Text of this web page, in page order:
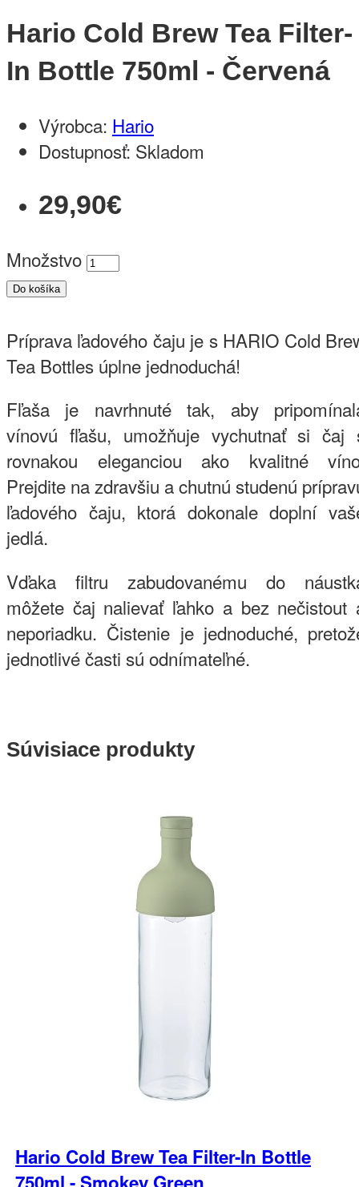
Hario Cold Brew Tea Filter-
In Bottle 750ml - Červená
Výrobca: Hario
Dostupnosť: Skladom
29,90€
Množstvo
Do košíka
Príprava ľadového čaju je s HARIO Cold
Tea Bottles úplne jednoduchá!
Fľaša je navrhnuté tak, aby
vínovú fľašu, umožňuje vychutnať si čaj
rovnakou eleganciou ako kvalitné
Prejdite na zdravšiu a chutnú studenú
ľadového čaju, ktorá dokonale doplní
jedlá.
Vďaka filtru zabudovanému do
môžete čaj nalievať ľahko a bez nečistout
neporiadku. Čistenie je jednoduché,
jednotlivé časti sú odnímateľné.
Súvisiace produkty
Hario Cold Brew Tea Filter-In Bottle